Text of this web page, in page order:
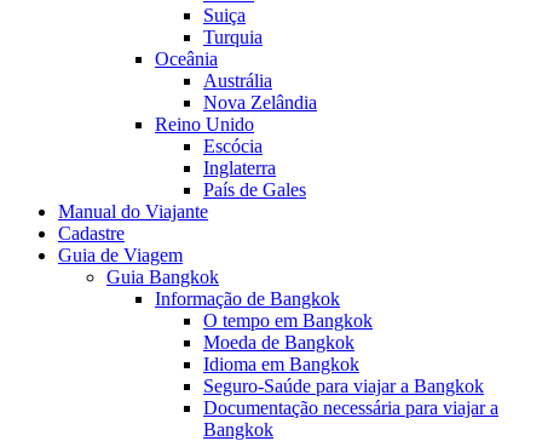
Suiça
Turquia
Oceânia
Austrália
Nova Zelândia
Reino Unido
Escócia
Inglaterra
País de Gales
Manual do Viajante
Cadastre
Guia de Viagem
Guia Bangkok
Informação de Bangkok
O tempo em Bangkok
Moeda de Bangkok
Idioma em Bangkok
Seguro-Saúde para viajar a Bangkok
Documentação necessária para viajar a
Bangkok